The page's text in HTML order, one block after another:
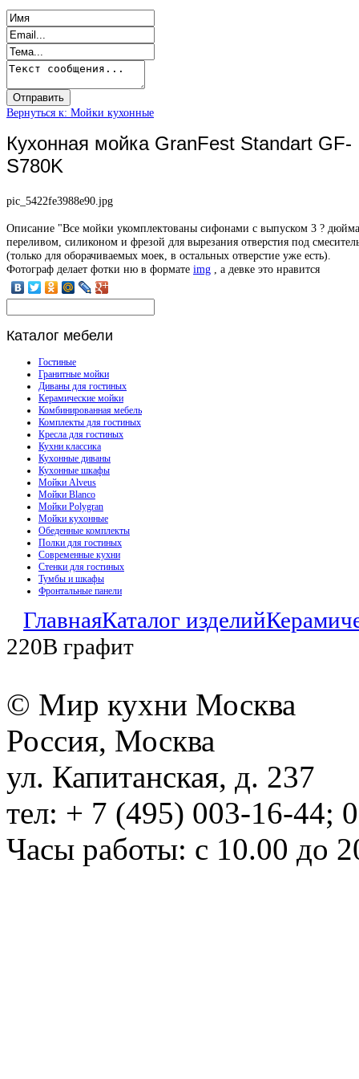
Вернуться к: Мойки кухонные
Кухонная мойка GranFest Standart GF-
S780K
pic_5422fe3988e90.jpg
Описание "Все мойки укомплектованы сифонами с выпуском 3 ?
переливом, силиконом и фрезой для вырезания отверстия под
(только для оборачиваемых моек, в остальных отверстие уже есть).
Фотограф делает фотки ню в формате img , а девке это нравится
Каталог мебели
Гостиные
Гранитные мойки
Диваны для гостиных
Керамические мойки
Комбинированная мебель
Комплекты для гостиных
Кресла для гостиных
Кухни классика
Кухонные диваны
Кухонные шкафы
Мойки Alveus
Мойки Blanco
Мойки Polygran
Мойки кухонные
Обеденные комплекты
Полки для гостиных
Современные кухни
Стенки для гостиных
Тумбы и шкафы
Фронтальные панели
ГлавнаяКаталог изделий
220В графит
© Мир кухни Москва
Россия, Москва
ул. Капитанская, д. 237
тел: + 7 (495) 003-16-44;
Часы работы: с 10.00 до